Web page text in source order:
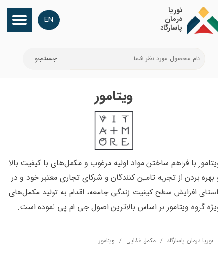
​نوریا
درمان
پاسارگاد
جستجو
EN
با فراهم ساختن مواد اولیه مرغوب و مکمل‌های با کیفیت بالا
بهره بردن از تجربه تامین کنندگان و شرکای تجاری معتبر خود و در
افزایش سطح کیفیت زندگی جامعه، اقدام به تولید مکمل‌های
گروه ویتامور بر اساس بالاترین اصول جی ام پی نموده است.
ویتامور
نوریا درمان پاسارگاد مکمل غذایی ویتامور